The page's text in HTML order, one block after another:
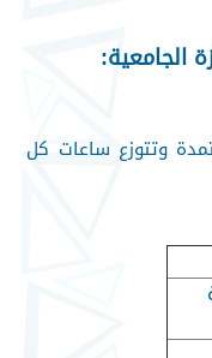
الجامعية:
من 186 ساعة معتمدة وتتوزع ساعات كل